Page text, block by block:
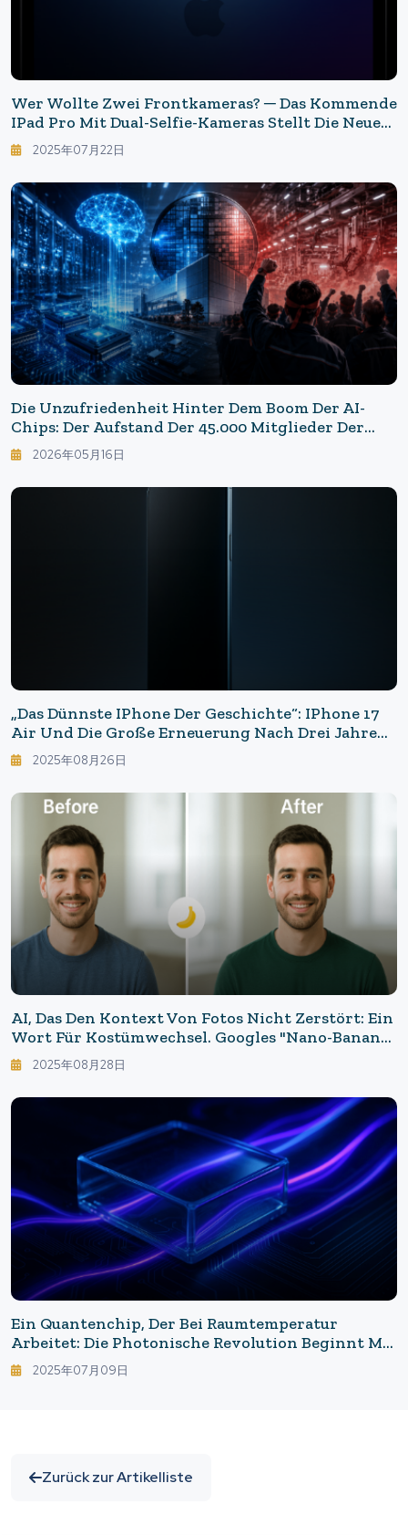
Wer Wollte Zwei Frontkameras? ─ Das Kommende
IPad Pro Mit Dual-Selfie-Kameras Stellt Die Neue
Norm In Frage
2025年07月22日
Die Unzufriedenheit Hinter Dem Boom Der AI-
Chips: Der Aufstand Der 45.000 Mitglieder Der
Samsung-Gewerkschaft
2026年05月16日
„Das Dünnste IPhone Der Geschichte“: IPhone 17
Air Und Die Große Erneuerung Nach Drei Jahren
– Zusammenfassung Vor Dem Apple-Herbst-Event
2025年08月26日
AI, Das Den Kontext Von Fotos Nicht Zerstört: Ein
Wort Für Kostümwechsel. Googles "Nano-Banana"
Revolutioniert Die Gängige Praxis Der
Fotobearbeitung.
2025年08月28日
Ein Quantenchip, Der Bei Raumtemperatur
Arbeitet: Die Photonische Revolution Beginnt Mit
Glas2025年07月09日
Zurück zur Artikelliste